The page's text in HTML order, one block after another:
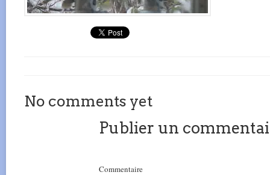
No comments yet
Publier un
Commentaire